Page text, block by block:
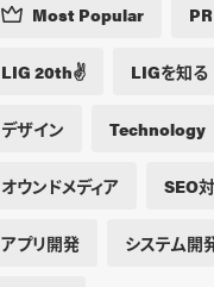
Most Popular PR
LIG 20th✌️ LIGを知る
デザイン Technology
オウンドメディア SEO
アプリ開発 システム開